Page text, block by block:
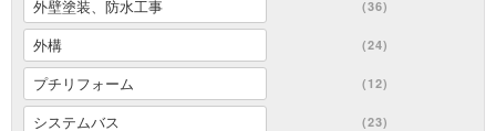
外壁塗装、防水工事 (36)
外構 (24)
プチリフォーム (12)
システムバス (23)